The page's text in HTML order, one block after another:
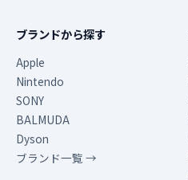
ブランドから探す
Apple
Nintendo
SONY
BALMUDA
Dyson
ブランド一覧 →